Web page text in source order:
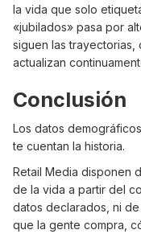
la vida que solo
«jubilados» pasa por
siguen las trayectorias,
actualizan
Conclusión
Los datos
te cuentan la historia.
Retail Media disponen
de la vida a partir del
datos declarados, ni
que la gente compra,